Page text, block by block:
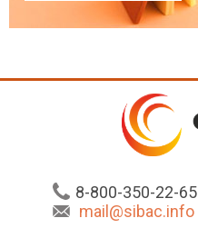
8-800-350-22-65
mail@sibac.info